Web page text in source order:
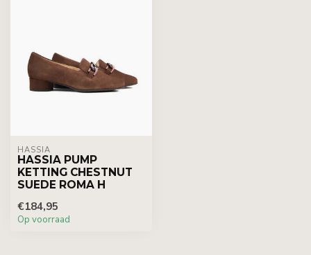
HASSIA
HASSIA PUMP
KETTING CHESTNUT
SUEDE ROMA H
€184,95
Op voorraad